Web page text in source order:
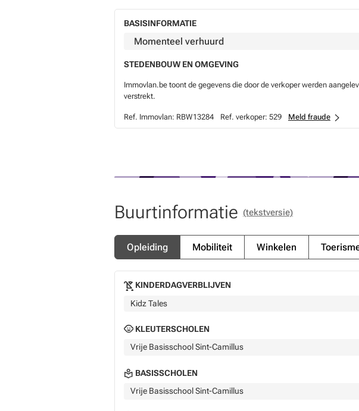
BASISINFORMATIE
Momenteel verhuurd
STEDENBOUW EN OMGEVING
Immovlan.be toont de gegevens die door de verkoper werden
verstrekt.
Ref. Immovlan: RBW13284 Ref. verkoper: 529 Meld fraude
Buurtinformatie (tekstversie)
Opleiding Mobiliteit Winkelen
KINDERDAGVERBLIJVEN
Kidz Tales
KLEUTERSCHOLEN
Vrije Basisschool Sint-Camillus
BASISSCHOLEN
Vrije Basisschool Sint-Camillus